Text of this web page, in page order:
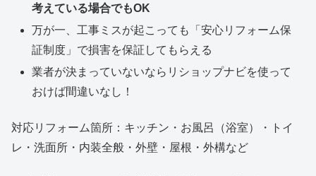
考えている場合でもOK
万が一、工事ミスが起こっても「安心リフォーム保
証制度」で損害を保証してもらえる
業者が決まっていないならリショップナビを使って
おけば間違いなし！
対応リフォーム箇所：キッチン・お風呂（浴室）・トイ
レ・洗面所・内装全般・外壁・屋根・外構など